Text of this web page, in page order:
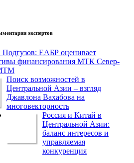
экспертов
Подгузов: ЕАБР оценивает
финансирования МТК Север-
Поиск возможностей в
Центральной Азии – взгляд
Джавлона Вахабова на
многовекторность
Россия и Китай в
Центральной Азии:
баланс интересов и
управляемая
конкуренция